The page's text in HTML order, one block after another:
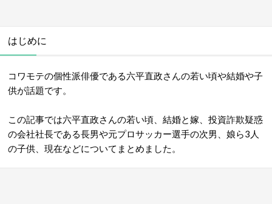
はじめに
コワモテの個性派俳優である六平直政さんの若い頃や結婚や子
供が話題です。
この記事では六平直政さんの若い頃、結婚と嫁、投資詐欺疑惑
の会社社長である長男や元プロサッカー選手の次男、娘ら3人
の子供、現在などについてまとめました。